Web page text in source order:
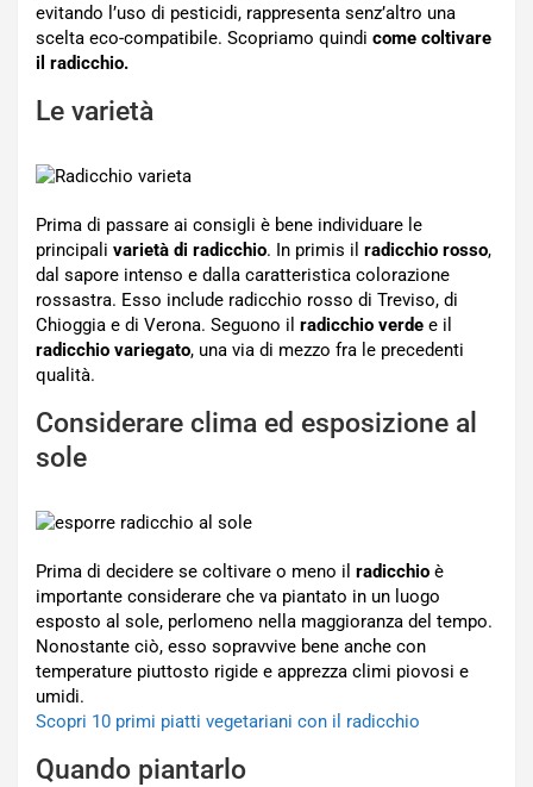
evitando l’uso di pesticidi, rappresenta senz’altro una
scelta eco-compatibile. Scopriamo quindi come coltivare
il radicchio.
Le varietà
Prima di passare ai consigli è bene individuare le
principali varietà di radicchio. In primis il radicchio rosso,
dal sapore intenso e dalla caratteristica colorazione
rossastra. Esso include radicchio rosso di Treviso, di
Chioggia e di Verona. Seguono il radicchio verde e il
radicchio variegato, una via di mezzo fra le precedenti
qualità.
Considerare clima ed esposizione al
sole
Prima di decidere se coltivare o meno il radicchio è
importante considerare che va piantato in un luogo
esposto al sole, perlomeno nella maggioranza del tempo.
Nonostante ciò, esso sopravvive bene anche con
temperature piuttosto rigide e apprezza climi piovosi e
umidi.
Scopri 10 primi piatti vegetariani con il radicchio
Quando piantarlo